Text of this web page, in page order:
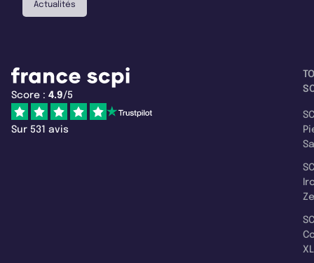
Actualités
Score : 4.9/5
Sur 531 avis
XL